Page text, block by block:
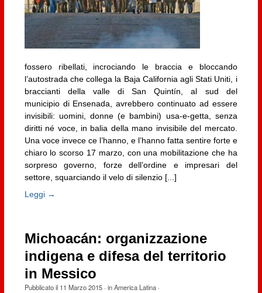
fossero ribellati, incrociando le braccia e bloccando
l’autostrada che collega la Baja California agli Stati Uniti, i
braccianti della valle di San Quintín, al sud del
municipio di Ensenada, avrebbero continuato ad essere
invisibili: uomini, donne (e bambini) usa-e-getta, senza
diritti né voce, in balia della mano invisibile del mercato.
Una voce invece ce l’hanno, e l’hanno fatta sentire forte e
chiaro lo scorso 17 marzo, con una mobilitazione che ha
sorpreso governo, forze dell’ordine e impresari del
settore, squarciando il velo di silenzio [...]
Leggi →
Michoacán: organizzazione
indigena e difesa del territorio
in Messico
Pubblicato il 11 Marzo 2015· inAmerica Latina·